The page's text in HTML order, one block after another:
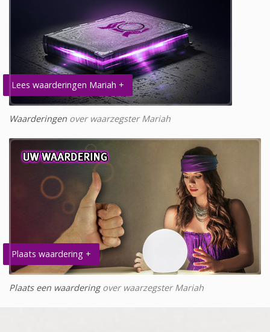
Lees waarderingen Mariah +
Waarderingen over waarzegster Mariah
Plaats waardering +
Plaats een waarderingover waarzegster Mariah